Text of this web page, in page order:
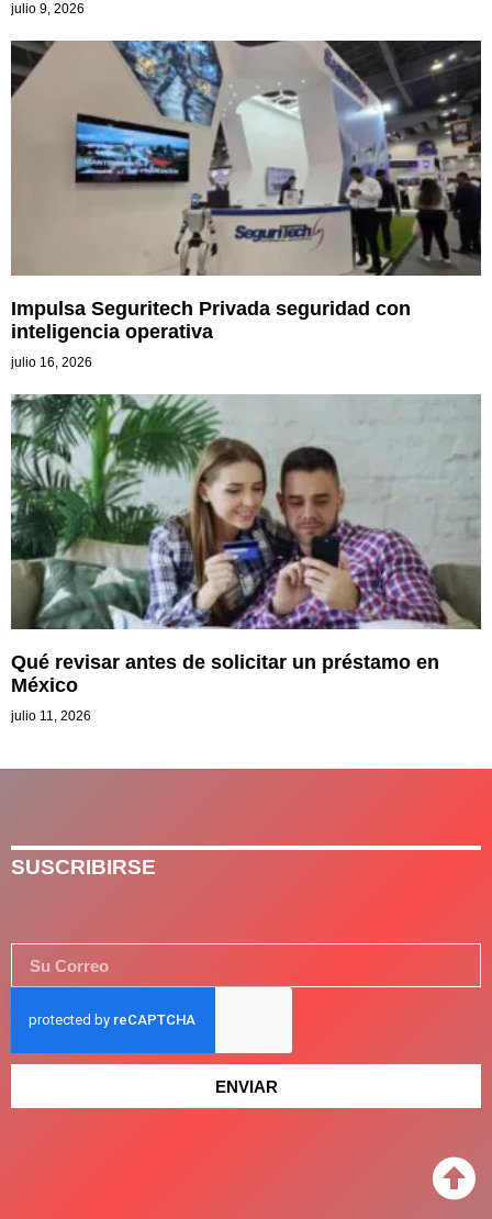
julio 9, 2026
Impulsa Seguritech Privada seguridad con
inteligencia operativa
julio 16, 2026
Qué revisar antes de solicitar un préstamo en
México
julio 11, 2026
SUSCRIBIRSE
ENVIAR